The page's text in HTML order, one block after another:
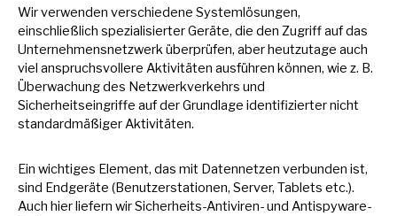
Wir verwenden verschiedene Systemlösungen,
einschließlich spezialisierter Geräte, die den Zugriff auf das
Unternehmensnetzwerk überprüfen, aber heutzutage auch
viel anspruchsvollere Aktivitäten ausführen können, wie z. B.
Überwachung des Netzwerkverkehrs und
Sicherheitseingriffe auf der Grundlage identifizierter nicht
standardmäßiger Aktivitäten.
Ein wichtiges Element, das mit Datennetzen verbunden ist,
sind Endgeräte (Benutzerstationen, Server, Tablets etc.).
Auch hier liefern wir Sicherheits-Antiviren- und Antispyware-